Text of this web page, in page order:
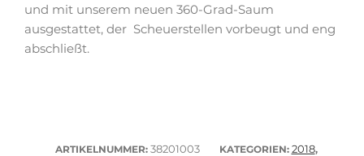
und mit unserem neuen 360-Grad-Saum
ausgestattet, der Scheuerstellen vorbeugt und eng
abschließt.
ARTIKELNUMMER: 38201003 KATEGORIEN: 2018,